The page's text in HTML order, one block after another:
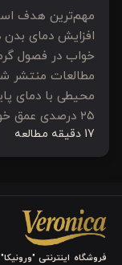
مهم‌ترین هدف
افزایش دمای
خواب در فصول
۲۵ درصدی عمق خواب و کاهش بیدار شدن‌های شبانه م...
17 دقیقه مطالعه
فروشگاه اینترنتی "ورونیکا"